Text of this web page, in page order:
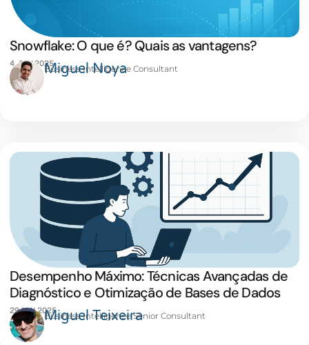
Snowflake: O que é? Quais as vantagens?
4 JUN 2025Miguel Noya
Business Intelligence Consultant
Desempenho Máximo: Técnicas Avançadas de
Diagnóstico e Otimização de Bases de Dados
29 MAI 2025Miguel Teixeira
Business Intelligence Senior Consultant